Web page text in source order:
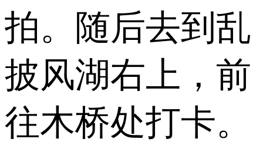
拍。随后去到乱
披风湖右上，前
往木桥处打卡。